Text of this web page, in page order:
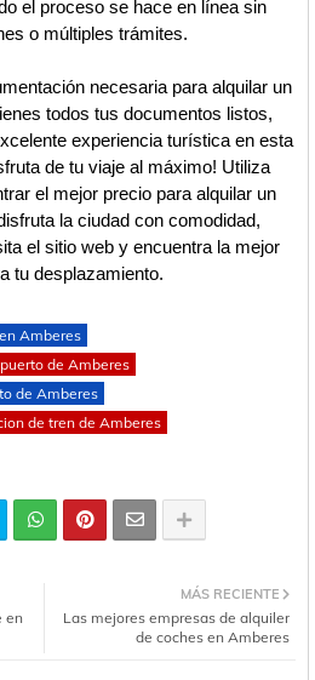
el proceso se hace en línea sin
o múltiples trámites.
necesaria para alquilar un
todos tus documentos listos,
experiencia turística en esta
de tu viaje al máximo! Utiliza
el mejor precio para alquilar un
la ciudad con comodidad,
el sitio web y encuentra la mejor
tu desplazamiento.
Amberes
de Amberes
de Amberes
de tren de Amberes
MÁS RECIENTE
Las mejores empresas de alquiler
de coches en Amberes
en